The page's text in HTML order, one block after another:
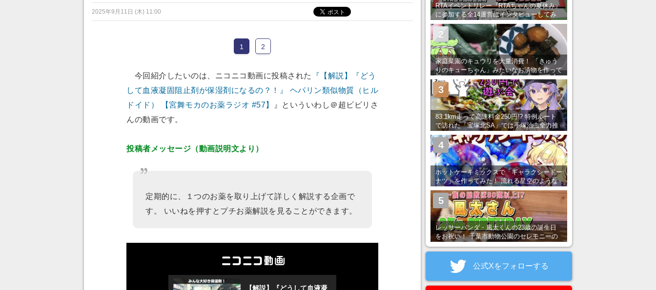
2025年9月11日 (木) 11:00
1 2
今回紹介したいのは、ニコニコ動画に投稿された
『【解説】『どう
して血液凝固阻止剤が保湿剤になるの？！』 ヘパリン類似物質（ヒル
ドイド） 【宮舞モカのお薬ラジオ #57】
』といういわし＠超ビビリさ
んの動画です。
投稿者メッセージ（動画説明文より）
定期的に、１つのお薬を取り上げて詳しく解説する企画で
す。 いいねを押すとプチお薬解説を見ることができます。
RTAイベントリレー『RTAちゃんの夏休み』
に参加する全14運営にインタビューしてみ
た！ 「RTA in Japan」のチャンネルの貸し
出しを利用し8/9から1週間にわたって開催
家庭菜園のキュウリを大量消費！ 「きゅう
りのキューちゃん」みたいなお漬物を作って
みた
2
83.1km走って高速料金250円!? 特例ルート
で訪れた「宝塚北SA」では手塚治虫全力推
し＆関西グルメが楽しめる！
3
ホットケーキミックスで「ギャラクシードー
ナツ」を作ってみた！ 流れる星空のような
レンチン・レシピを紹介
4
レッサーパンダ・風太くんの23歳の誕生日
をお祝い！ 千葉市動物公園のセレモニーの
5
公式Xをフォローする